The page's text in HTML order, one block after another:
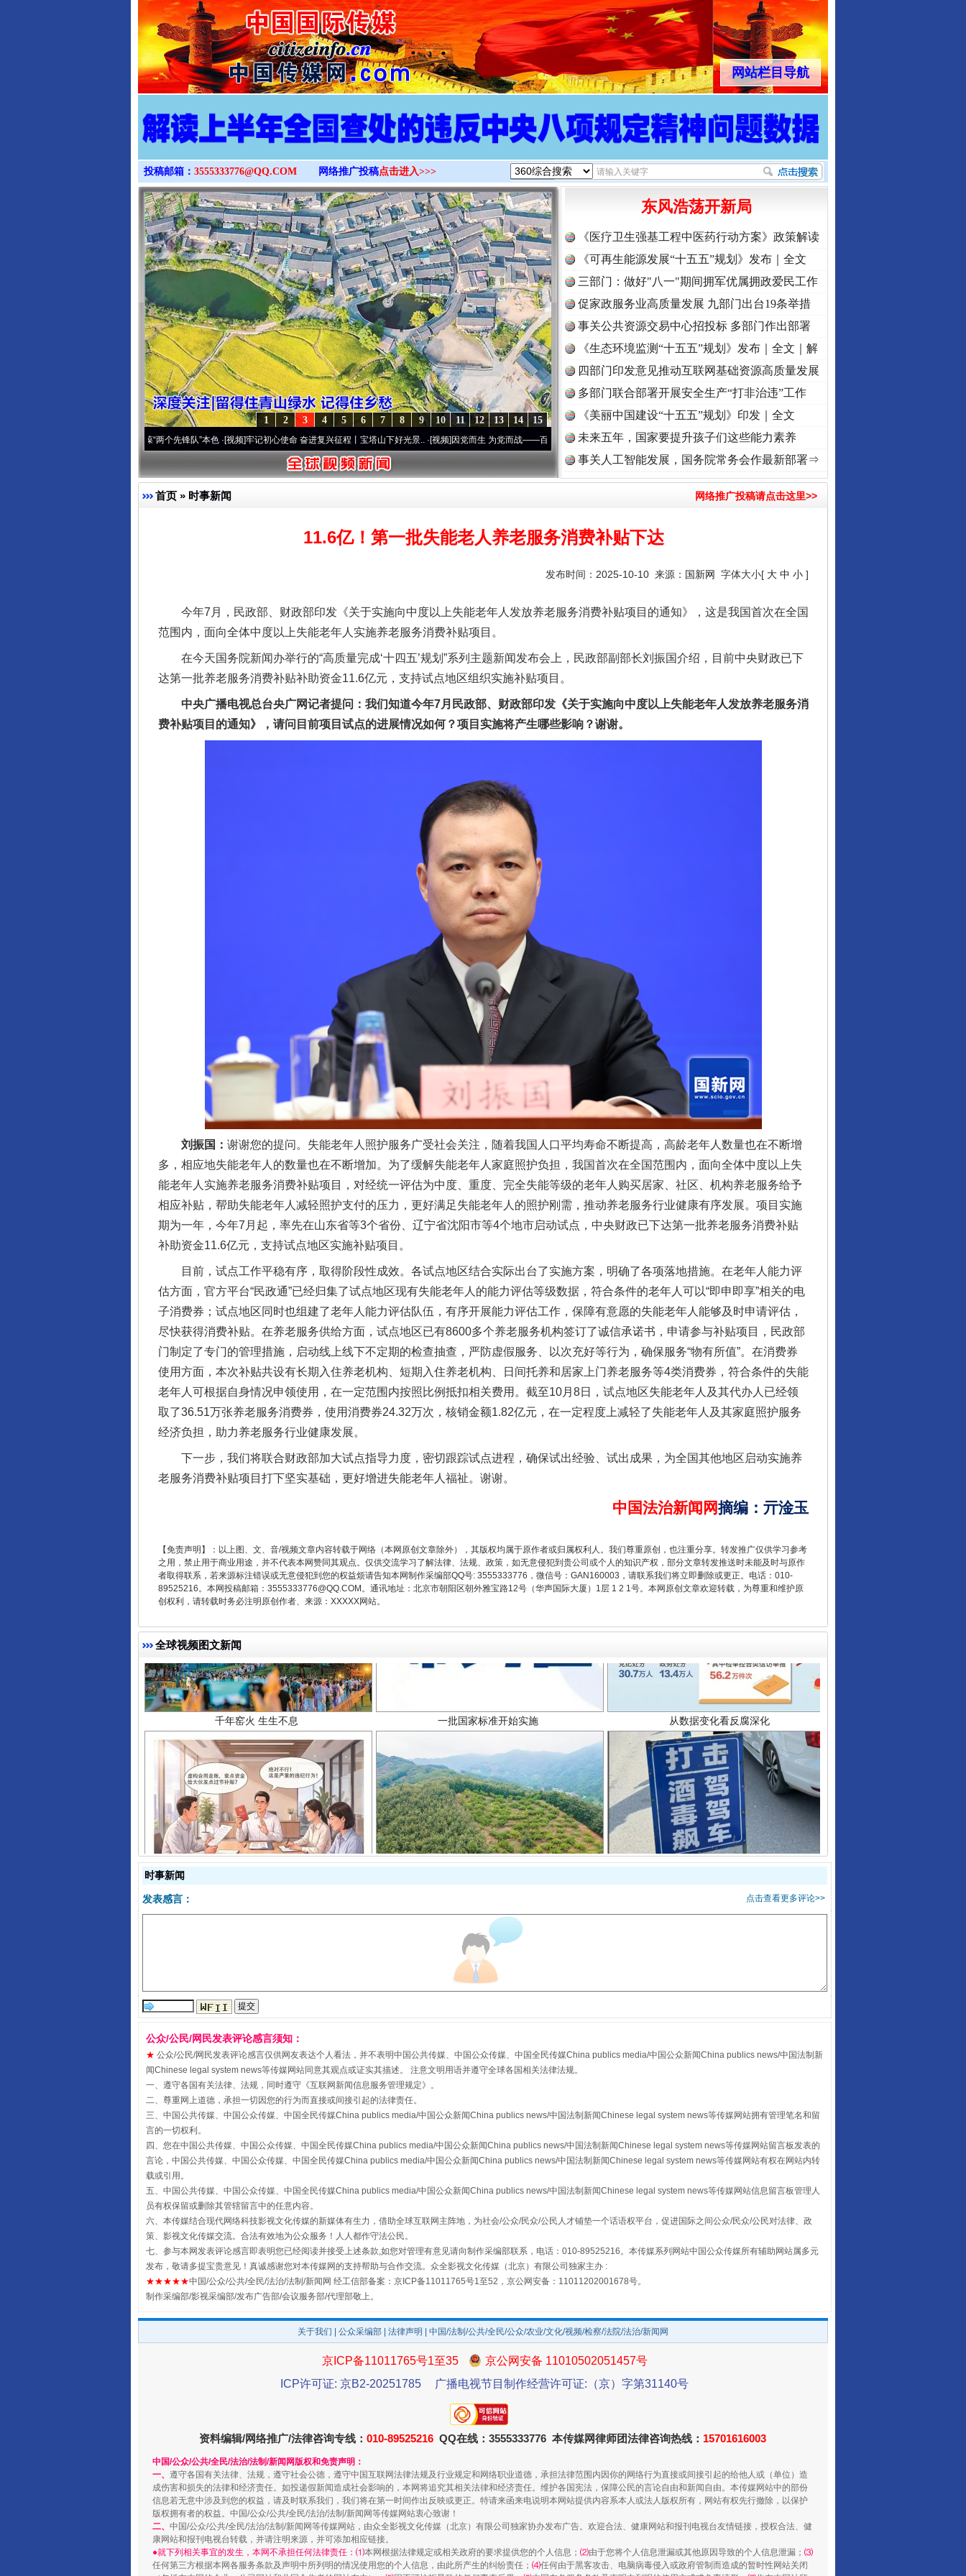
>
网站栏目导航
投稿邮箱： 3555333776@QQ.COM 网络推广投稿点击进入>>>
15
14
13
12
11
10
9
8
7
6
5
4
3
2
1
永葆“两个先锋队”本色·[视频]牢记初心使命 奋进复兴征程丨宝塔山下好光景..·[视频]因党而生 为党而战——百年“纪”事⑧加强纪律.. ·[视频]牢记初心使命 奋进复兴征程丨“转折之城”激荡..·[视频]
东风浩荡开新局
《医疗卫生强基工程中医药行动方案》政策解读
《可再生能源发展“十五五”规划》发布｜全文
三部门：做好"八一"期间拥军优属拥政爱民工作
促家政服务业高质量发展 九部门出台19条举措
事关公共资源交易中心招投标 多部门作出部署
《生态环境监测“十五五”规划》发布｜全文｜解
读
四部门印发意见推动互联网基础资源高质量发展
多部门联合部署开展安全生产“打非治违”工作
《美丽中国建设“十五五”规划》印发｜全文
未来五年，国家要提升孩子们这些能力素养
事关人工智能发展，国务院常务会作最新部署⇒
首页 » 时事新闻 网络推广投稿请点击这里>>
11.6亿！第一批失能老人养老服务消费补贴下达
发布时间：2025-10-10 来源： 国新网 字体大小[ 大 中 小 ]
今年7月，民政部、财政部印发《关于实施向中度以上失能老年人发放养老服务消费补贴项目的通知》，这是我国首次在全国
范围内，面向全体中度以上失能老年人实施养老服务消费补贴项目。
在今天国务院新闻办举行的“高质量完成‘十四五’规划”系列主题新闻发布会上，民政部副部长刘振国介绍，目前中央财政已下
达第一批养老服务消费补贴补助资金11.6亿元，支持试点地区组织实施补贴项目。
中央广播电视总台央广网记者提问：我们知道今年7月民政部、财政部印发《关于实施向中度以上失能老年人发放养老服务消
费补贴项目的通知》，请问目前项目试点的进展情况如何？项目实施将产生哪些影响？谢谢。
刘振国： 谢谢您的提问。失能老年人照护服务广受社会关注，随着我国人口平均寿命不断提高，高龄老年人数量也在不断增
多，相应地失能老年人的数量也在不断增加。为了缓解失能老年人家庭照护负担，我国首次在全国范围内，面向全体中度以上失
能老年人实施养老服务消费补贴项目，对经统一评估为中度、重度、完全失能等级的老年人购买居家、社区、机构养老服务给予
相应补贴，帮助失能老年人减轻照护支付的压力，更好满足失能老年人的照护刚需，推动养老服务行业健康有序发展。项目实施
期为一年，今年7月起，率先在山东省等3个省份、辽宁省沈阳市等4个地市启动试点，中央财政已下达第一批养老服务消费补贴
补助资金11.6亿元，支持试点地区实施补贴项目。
目前，试点工作平稳有序，取得阶段性成效。各试点地区结合实际出台了实施方案，明确了各项落地措施。在老年人能力评
估方面，官方平台“民政通”已经归集了试点地区现有失能老年人的能力评估等级数据，符合条件的老年人可以“即申即享”相关的电
子消费券；试点地区同时也组建了老年人能力评估队伍，有序开展能力评估工作，保障有意愿的失能老年人能够及时申请评估，
尽快获得消费补贴。在养老服务供给方面，试点地区已有8600多个养老服务机构签订了诚信承诺书，申请参与补贴项目，民政部
门制定了专门的管理措施，启动线上线下不定期的检查抽查，严防虚假服务、以次充好等行为，确保服务“物有所值”。在消费券
使用方面，本次补贴共设有长期入住养老机构、短期入住养老机构、日间托养和居家上门养老服务等4类消费券，符合条件的失能
老年人可根据自身情况申领使用，在一定范围内按照比例抵扣相关费用。截至10月8日，试点地区失能老年人及其代办人已经领
取了36.51万张养老服务消费券，使用消费券24.32万次，核销金额1.82亿元，在一定程度上减轻了失能老年人及其家庭照护服务
经济负担，助力养老服务行业健康发展。
下一步，我们将联合财政部加大试点指导力度，密切跟踪试点进程，确保试出经验、试出成果，为全国其他地区启动实施养
老服务消费补贴项目打下坚实基础，更好增进失能老年人福祉。谢谢。
中国法治新闻网摘编 ： 亓淦玉
【免责声明】：以上图、文、音/视频文章内容转载于网络（本网原创文章除外），其版权均属于原作者或归属权利人。我们尊重原创，也注重分享。转发推广仅供学习参考
之用，禁止用于商业用途，并不代表本网赞同其观点。仅供交流学习了解法律、法规、政策，如无意侵犯到贵公司或个人的知识产权，部分文章转发推送时未能及时与原作
者取得联系，若来源标注错误或无意侵犯到您的权益烦请告知本网制作采编部QQ号: 3555333776，微信号：GAN160003，请联系我们将立即删除或更正。电话：010-
89525216。本网投稿邮箱：3555333776@QQ.COM。通讯地址：北京市朝阳区朝外雅宝路12号（华声国际大厦）1层 1 2 1号。本网原创文章欢迎转载，为尊重和维护原
创权利，请转载时务必注明原创作者、来源：XXXXX网站。
全球视频图文新闻
完善运行机制助力责任有效落实
东山县通报“牛蛙产品抗生素超标问题”
揭开“小金库”的免责幌子 以产业富民促振兴 酒驾未被当场查获能处罚吗
受贿1.44亿！段成刚被判无期
全民健身五年计划来了！等你上场 事关残疾人未来5年 让传统村落焕发生机
阿坝州三大球赛在茂县开幕 规模最大的光氢储一体化项目 走走走！国家喊你健身啦
国家大学科技园优化重塑工作 镜头丨大暑三秋近 山西：不断增强治理腐败综合效能
时事新闻
点击查看更多评论>>
发表感言：
公众/公民/网民发表评论感言须知：
★ 公众/公民/网民发表评论感言仅供网友表达个人看法，并不表明中国公共传媒、中国公众传媒、中国全民传媒China publics media/中国公众新闻China publics news/中国法制新
闻Chinese legal system news等传媒网站同意其观点或证实其描述。 注意文明用语并遵守全球各国相关法律法规。
一、遵守各国有关法律、法规，同时遵守《互联网新闻信息服务管理规定》。
二、尊重网上道德，承担一切因您的行为而直接或间接引起的法律责任。
三、中国公共传媒、中国公众传媒、中国全民传媒China publics media/中国公众新闻China publics news/中国法制新闻Chinese legal system news等传媒网站拥有管理笔名和留
言的一切权利。
四、您在中国公共传媒、中国公众传媒、中国全民传媒China publics media/中国公众新闻China publics news/中国法制新闻Chinese legal system news等传媒网站留言板发表的
言论，中国公共传媒、中国公众传媒、中国全民传媒China publics media/中国公众新闻China publics news/中国法制新闻Chinese legal system news等传媒网站有权在网站内转
载或引用。
五、中国公共传媒、中国公众传媒、中国全民传媒China publics media/中国公众新闻China publics news/中国法制新闻Chinese legal system news等传媒网站信息留言板管理人
员有权保留或删除其管辖留言中的任意内容。
六、本传媒结合现代网络科技影视文化传媒的新媒体有生力，借助全球互联网主阵地，为社会/公众/民众/公民人才铺垫一个话语权平台，促进国际之间公众/民众/公民对法律、政
策、影视文化传媒交流。合法有效地为公众服务！人人都作守法公民。
七、参与本网发表评论感言即表明您已经阅读并接受上述条款,如您对管理有意见请向制作采编部联系，电话：010-89525216。本传媒系列网站中国公众传媒所有辅助网站属多元
发布，敬请多提宝贵意见！真诚感谢您对本传媒网的支持帮助与合作交流。众全影视文化传媒（北京）有限公司独家主办 :
★★★★★中国/公众/公共/全民/法治/法制/新闻网 经工信部备案：京ICP备11011765号1至52，京公网安备：11011202001678号。
制作采编部/影视采编部/发布广告部/会议服务部/代理部敬上。
关于我们 公众采编部 法律声明 | 中国/法制/公共/全民/公众/农业/文化/视频/检察/法院/法治/新闻网
京ICP备11011765号1至35
京公网安备 11010502051457号
ICP许可证: 京B2-20251785
广播电视节目制作经营许可证:（京）字第31140号
资料编辑/网络推广/法律咨询专线： 010-89525216 QQ在线：3555333776 本传媒网律师团法律咨询热线： 15701616003
中国/公众/公共/全民/法治/法制/新闻网版权和免责声明：
一、 遵守各国有关法律、法规，遵守社会公德，遵守中国互联网法律法规及行业规定和网络职业道德，承担法律范围内因你的网络行为直接或间接引起的给他人或（单位）造
成伤害和损失的法律和经济责任。如投递假新闻造成社会影响的，本网将追究其相关法律和经济责任。维护各国宪法，保障公民的言论自由和新闻自由。本传媒网站中的部份
信息若无意中涉及到您的权益，请及时联系我们，我们将在第一时间作出反映或更正。特请来函来电说明本网站提供内容系本人或法人版权所有，网站有权先行撤除，以保护
版权拥有者的权益。中国/公众/公共/全民/法治/法制/新闻网等传媒网站衷心致谢！
二、 中国/公众/公共/全民/法治/法制/新闻网等传媒网站，由众全影视文化传媒（北京）有限公司独家协办发布广告。欢迎合法、健康网站和报刊电视台友情链接，授权合法、健
康网站和报刊电视台转载，并请注明来源，并可添加相应链接。
●就下列相关事宜的发生，本网不承担任何法律责任：⑴本网根据法律规定或相关政府的要求提供您的个人信息； ⑵由于您将个人信息泄漏或其他原因导致的个人信息泄漏； ⑶
任何第三方根据本网各服务条款及声明中所列明的情况使用您的个人信息，由此所产生的纠纷责任； ⑷任何由于黑客攻击、电脑病毒侵入或政府管制而造成的暂时性网站关闭